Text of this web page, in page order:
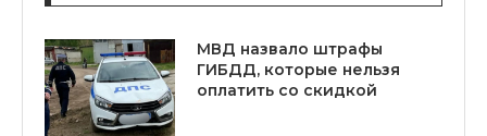
МВД назвало штрафы
ГИБДД, которые нельзя
оплатить со скидкой